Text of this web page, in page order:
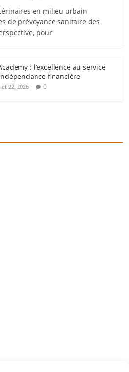
en milieu urbain
de prévoyance sanitaire des
pour
: l’excellence au service
financière
22, 2026 0